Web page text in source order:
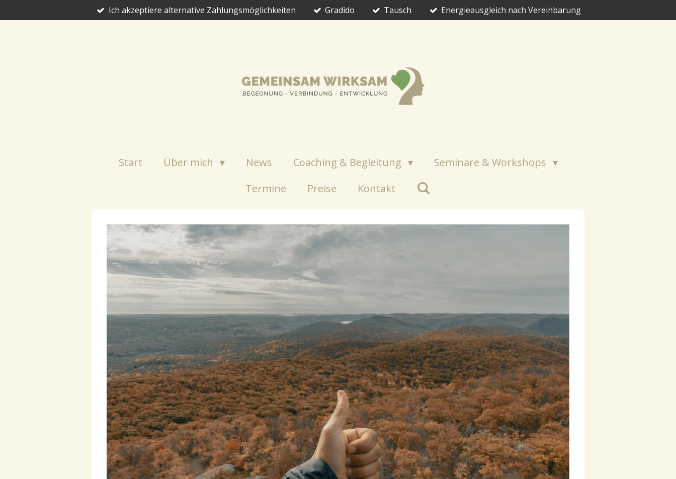
Hauptinhalt
Ich akzeptiere alternative Zahlungsmöglichkeiten Gradido Tausch Energieausgleich nach Vereinbarung
Start Über mich News Coaching & Begleitung
Seminare & Workshops
Termine
Preise Kontakt